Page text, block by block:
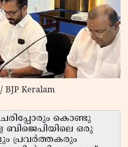
BJP Keralam
കൊണ്ടു
ബിജെപിയിലെ ഒരു
പ്രവർത്തകരും